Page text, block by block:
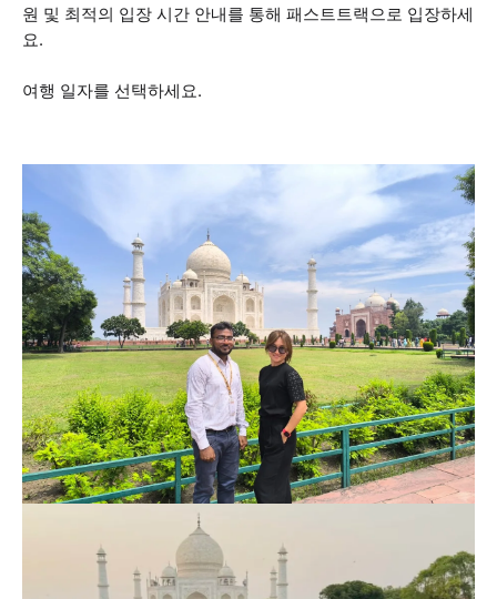
원 및 최적의 입장 시간 안내를 통해 패스트트랙으로 입장하세
요.
여행 일자를 선택하세요.